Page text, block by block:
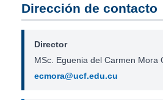
Dirección de contacto
Director
MSc. Eguenia del Carmen Mora
ecmora@ucf.edu.cu